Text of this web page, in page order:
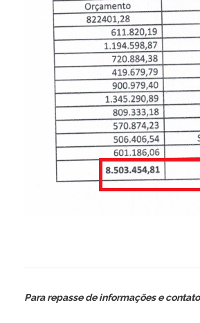
Para repasse de informações e